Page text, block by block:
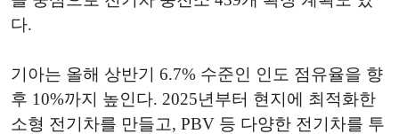
다.
기아는 올해 상반기 6.7% 수준인 인도 점유율을 향
후 10%까지 높인다. 2025년부터 현지에 최적화한
소형 전기차를 만들고, PBV 등 다양한 전기차를 투